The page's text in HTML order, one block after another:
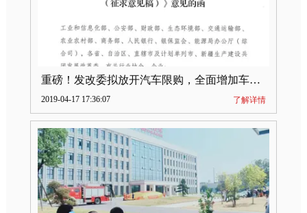
重磅！发改委拟放开汽车限购，全面增加车牌指标
2019-04-17 17:36:07 了解详情